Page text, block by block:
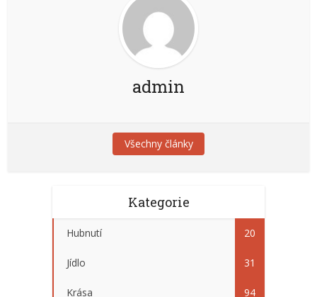
admin
Všechny články
Kategorie
Hubnutí 20
Jídlo 31
Krása 94